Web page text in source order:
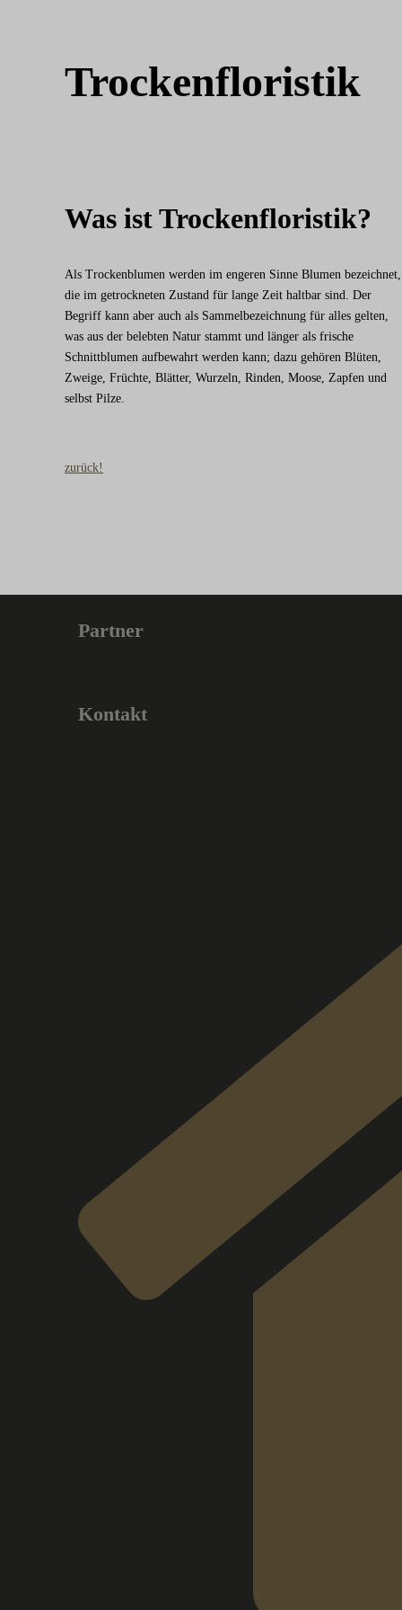
Trockenfloristik
Was ist Trockenfloristik?
Als Trockenblumen werden im engeren Sinne Blumen bezeichnet,
die im getrockneten Zustand für lange Zeit haltbar sind. Der
Begriff kann aber auch als Sammelbezeichnung für alles gelten,
was aus der belebten Natur stammt und länger als frische
Schnittblumen aufbewahrt werden kann; dazu gehören Blüten,
Zweige, Früchte, Blätter, Wurzeln, Rinden, Moose, Zapfen und
selbst Pilze.
zurück!
Partner
Kontakt